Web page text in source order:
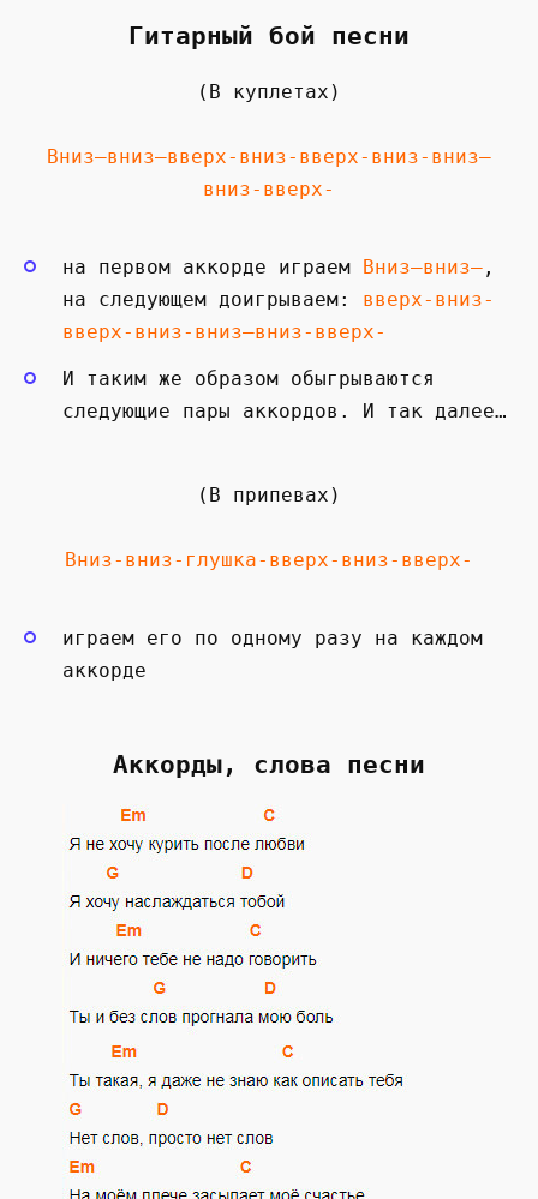
Гитарный бой песни
(В куплетах)
Вниз—вниз—вверх-вниз-вверх-вниз-вниз—
вниз-вверх-
на первом аккорде играем Вниз—вниз— ,
на следующем доигрываем: вверх-вниз-
вверх-вниз-вниз—вниз-вверх-
И таким же образом обыгрываются
следующие пары аккордов. И так далее…
(В припевах)
Вниз-вниз-глушка-вверх-вниз-вверх-
играем его по одному разу на каждом
аккорде
Аккорды, слова песни